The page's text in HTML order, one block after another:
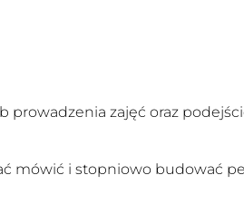
prowadzenia zajęć oraz
mówić i stopniowo budować